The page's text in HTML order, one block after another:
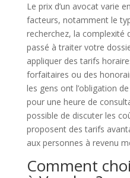
Le prix d’un avocat varie
facteurs, notamment le
recherchez, la complexité
passé à traiter votre
appliquer des tarifs
forfaitaires ou des
les gens ont l’obligation
pour une heure de
possible de discuter les
proposent des tarifs
aux personnes à revenu
Comment